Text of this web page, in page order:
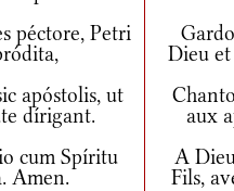
péctore, Petri
Dieu
apóstolis, ut
dírigant.
aux
cum Spíritu
Amen.
A
Fils,